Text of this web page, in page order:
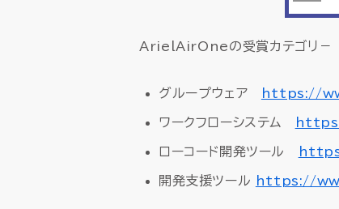
ArielAirOneの受賞カテゴリ－
グループウェア https://
ワークフローシステム
ローコード開発ツール
開発支援ツール https://